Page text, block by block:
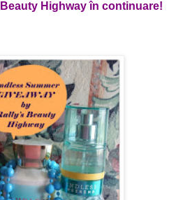
Highway în continuare!